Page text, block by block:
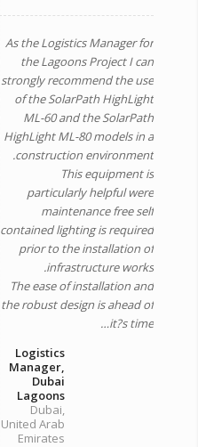
As the Logistics Manager for
the Lagoons Project I can
strongly recommend the use
of the SolarPath HighLight
ML-60 and the SolarPath
HighLight ML-80 models in a
construction environment.
This equipment is
particularly helpful were
maintenance free self
contained lighting is required
prior to the installation of
infrastructure works.
The ease of installation and
the robust design is ahead of
it?s time…
Logistics
Manager,
Dubai
Lagoons
Dubai,
United Arab
Emirates